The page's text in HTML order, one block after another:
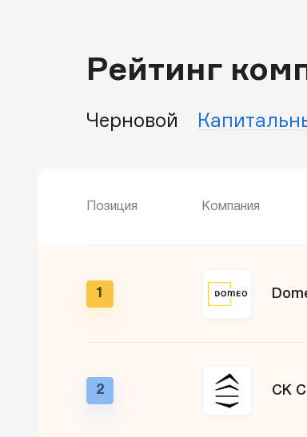
Рейтинг
Черновой
Позиция Компания
1
2 СК